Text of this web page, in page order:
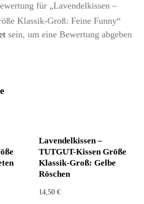
für „Lavendelkissen –
Klassik-Groß: Feine Funny“
sein, um eine Bewertung abgeben
Lavendelkissen –
TUTGUT-Kissen Größe
Klassik-Groß: Gelbe
Röschen
14,50 €